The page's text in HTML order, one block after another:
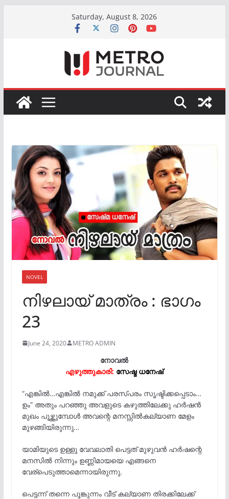
Saturday, August 8, 2026
NOVEL
നിഴലായ് മാത്രം : ഭാഗം
23
June 24, 2020 METRO ADMIN
നോവൽ
എഴുത്തുകാരി: സേഷ്മ ധനേഷ്‌
“എങ്കിൽ…എങ്കിൽ നമുക്ക് പരസ്പരം സൃഷ്ടിക്കപ്പെടാം…
ഉം” അതും പറഞ്ഞു അവളുടെ കഴുത്തിലേക്കു ഹർഷൻ
മുഖം പൂഴ്ത്തുമ്പോൾ അവന്റെ മനസ്സിൽകല്യാണ മേളം
മുഴങ്ങിയിരുന്നു…
യാമിയുടെ ഉള്ളു വേവലാതി പെട്ടത് മുഴുവൻ ഹർഷന്റെ
മനസിൽ നിന്നും ഉണ്ണിമായയെ എങ്ങനെ
വേര്പെടുത്താമെന്നായിരുന്നു.
പെട്ടന്ന് തന്നെ പൂങ്കുന്നം വീട് കല്യാണ തിരക്കിലേക്ക്